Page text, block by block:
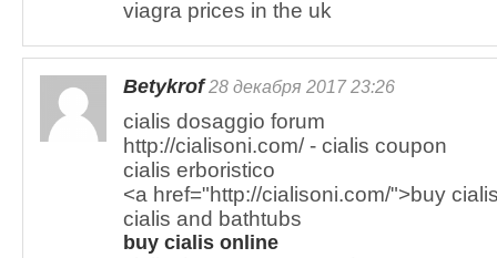
viagra prices in the uk
Betykrof28 декабря 2017 23:26
cialis dosaggio forum
http://cialisoni.com/ - cialis coupon
cialis erboristico
<a href="http://cialisoni.com/">buy
cialis and bathtubs
buy cialis online